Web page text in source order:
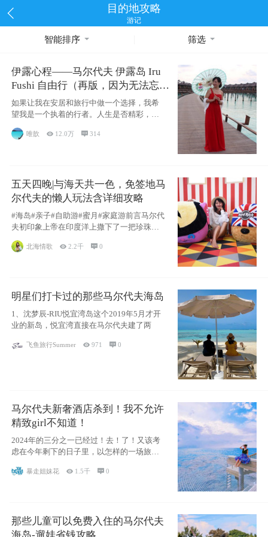
目的地攻略
游记
智能排序 筛选
伊露心程——马尔代夫 伊露岛 Iru
Fushi 自由行（再版，因为无法忘却
的留恋）
如果让我在安居和旅行中做一个选择，我希
望我是一个执着的行者。人生是否精彩，都
源于自己
唯歆  12.0万  314
五天四晚|与海天共一色，免签地马
尔代夫的懒人玩法含详细攻略
#海岛#亲子#自助游#蜜月#家庭游前言马尔代
夫初印象上帝在印度洋上撒下了一把珍珠，
北海情歌 2.2千 0
明星们打卡过的那些马尔代夫海岛
1、沈梦辰-RIU悦宜湾岛这个2019年5月才开
业的新岛，悦宜湾直接在马尔代夫建了两
飞鱼旅行Summer 971 0
马尔代夫新奢酒店杀到！我不允许
精致girl不知道！
2024年的三分之一已经过！去！了！又该考
虑在今年剩下的日子里，以怎样的一场旅行
暴走姐妹花  1.5千 0
那些儿童可以免费入住的马尔代夫